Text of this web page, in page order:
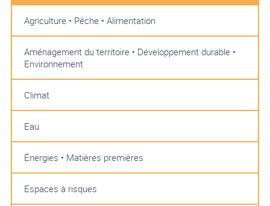
Agriculture • Pêche • Alimentation
Aménagement du territoire • Développement durable •
Environnement
Climat
Eau
Énergies • Matières premières
Espaces à risques